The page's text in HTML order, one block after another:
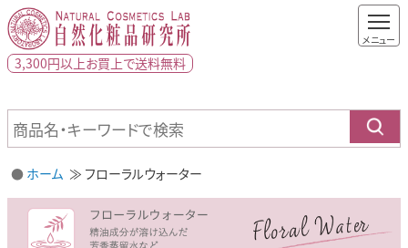
3,300円以上お買上で送料無料
ホーム フローラルウォーター